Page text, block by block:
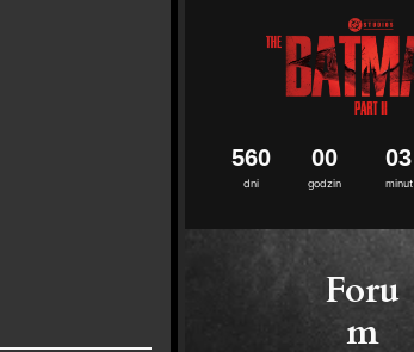
dni
560
godzin
00
minut
03
Foru
m